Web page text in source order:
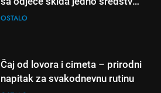
koje svi imamo u kući
OSTALO
Čaj od lovora i cimeta – prirodni
napitak za svakodnevnu rutinu